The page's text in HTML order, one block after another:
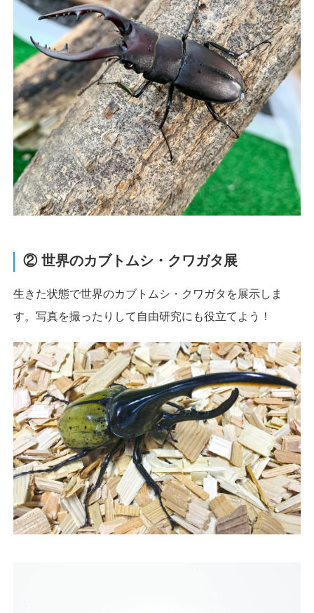
② 世界のカブトムシ・クワガタ展
生きた状態で世界のカブトムシ・クワガタを展示しま
す。写真を撮ったりして自由研究にも役立てよう！